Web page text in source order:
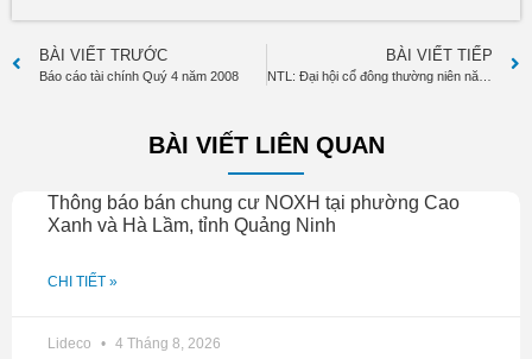
BÀI VIẾT TRƯỚC
Báo cáo tài chính Quý 4 năm 2008
BÀI VIẾT TIẾP
NTL: Đại hội cổ đông thường niên năm 2008, ngày đăng ký cuối cùng 10/3/2009
BÀI VIẾT LIÊN QUAN
Thông báo bán chung cư NOXH tại phường Cao
Xanh và Hà Lầm, tỉnh Quảng Ninh
CHI TIẾT »
Lideco 4 Tháng 8, 2026